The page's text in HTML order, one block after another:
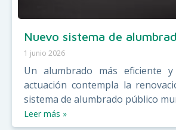
Nuevo sistema de
1 junio 2026
Un alumbrado más eficiente
actuación contempla la
sistema de alumbrado público
Leer más »